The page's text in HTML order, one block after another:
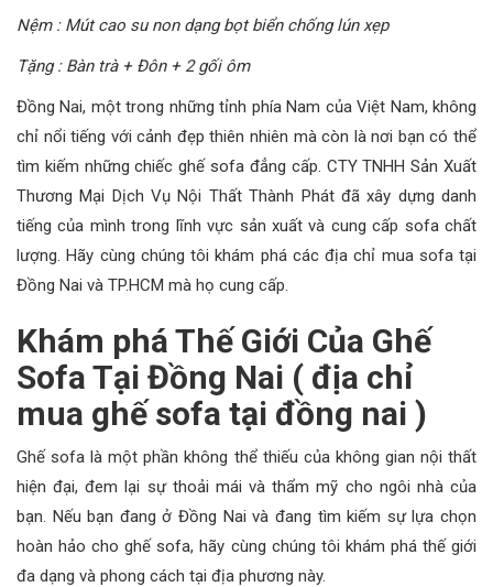
Nệm : Mút cao su non dạng bọt biển chống lún xẹp
Tặng : Bàn trà + Đôn + 2 gối ôm
Đồng Nai, một trong những tỉnh phía Nam của Việt Nam, không
chỉ nổi tiếng với cảnh đẹp thiên nhiên mà còn là nơi bạn có thể
tìm kiếm những chiếc ghế sofa đẳng cấp. CTY TNHH Sản Xuất
Thương Mại Dịch Vụ Nội Thất Thành Phát đã xây dựng danh
tiếng của mình trong lĩnh vực sản xuất và cung cấp sofa chất
lượng. Hãy cùng chúng tôi khám phá các địa chỉ mua sofa tại
Đồng Nai và TP.HCM mà họ cung cấp.
Khám phá Thế Giới Của Ghế
Sofa Tại Đồng Nai ( địa chỉ
mua ghế sofa tại đồng nai )
Ghế sofa là một phần không thể thiếu của không gian nội thất
hiện đại, đem lại sự thoải mái và thẩm mỹ cho ngôi nhà của
bạn. Nếu bạn đang ở Đồng Nai và đang tìm kiếm sự lựa chọn
hoàn hảo cho ghế sofa, hãy cùng chúng tôi khám phá thế giới
đa dạng và phong cách tại địa phương này.